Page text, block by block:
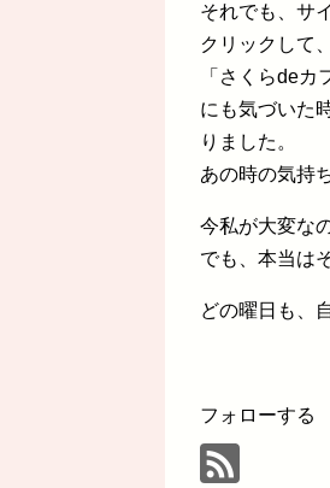
それでも、サ
クリックして
「さくらde
にも気づいた
りました。
あの時の気持
今私が大変な
でも、本当は
どの曜日も、
フォローする